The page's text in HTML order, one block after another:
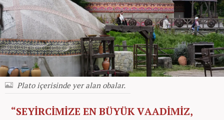
Plato içerisinde yer alan obalar.
“SEYİRCİMİZE EN BÜYÜK VAADİMİZ,